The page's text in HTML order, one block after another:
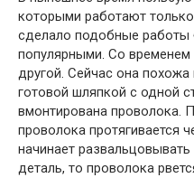
которыми работают
сделало подобные работы
популярными. Со временем
другой. Сейчас она
готовой шляпкой с одной
вмонтирована проволока.
проволока протягивается
начинает развальцовывать
деталь, то проволока